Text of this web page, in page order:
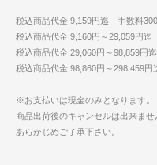
税込商品代金 9,159円迄 手数料
税込商品代金 9,160円～29,059円
税込商品代金 29,060円～98,859円
税込商品代金 98,860円～298,459
※お支払いは現金のみとなります。
商品出荷後のキャンセルは出来ませ
あらかじめご了承下さい。